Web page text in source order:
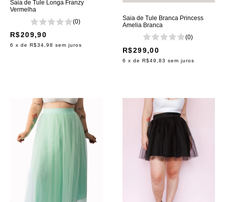
Saia de Tule Longa Franzy
Vermelha
(0)
R$209,90
6 x de R$34,98 sem juros
Saia de Tule Branca Princess
Amelia Branca
(0)
R$299,00
6 x de R$49,83 sem juros